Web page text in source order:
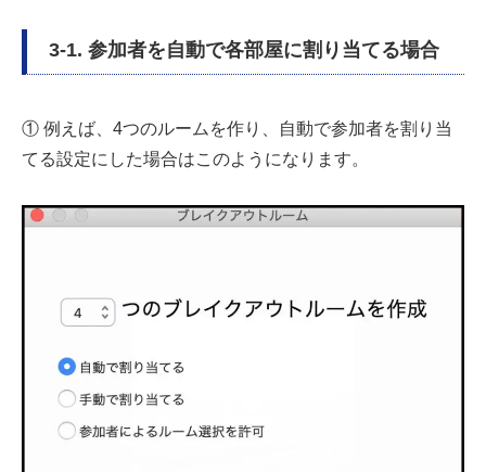
3-1. 参加者を自動で各部屋に割り当てる場合
① 例えば、4つのルームを作り、自動で参加者を割り当
てる設定にした場合はこのようになります。